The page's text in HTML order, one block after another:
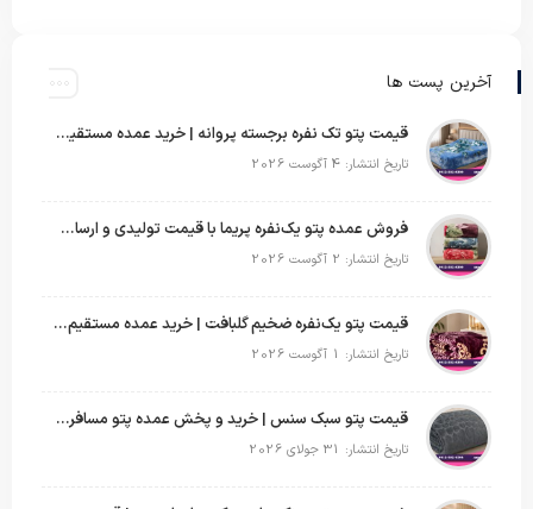
آخرین پست ها
قیمت پتو تک نفره برجسته پروانه | خرید عمده مستقیم با بهترین قیمت بازار
تاریخ انتشار: 4 آگوست 2026
فروش عمده پتو یک‌نفره پریما با قیمت تولیدی و ارسال به سراسر کشور
تاریخ انتشار: 2 آگوست 2026
قیمت پتو یک‌نفره ضخیم گلبافت | خرید عمده مستقیم با بهترین قیمت
تاریخ انتشار: 1 آگوست 2026
قیمت پتو سبک سنس | خرید و پخش عمده پتو مسافرتی Sense
تاریخ انتشار: 31 جولای 2026